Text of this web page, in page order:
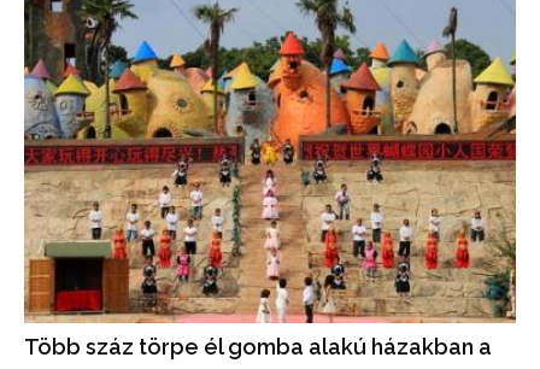
Több száz törpe él gomba alakú házakban a